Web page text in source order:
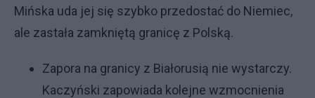
Mińska uda jej się szybko przedostać do Niemiec,
ale zastała zamkniętą granicę z Polską.
Zapora na granicy z Białorusią nie wystarczy.
Kaczyński zapowiada kolejne wzmocnienia